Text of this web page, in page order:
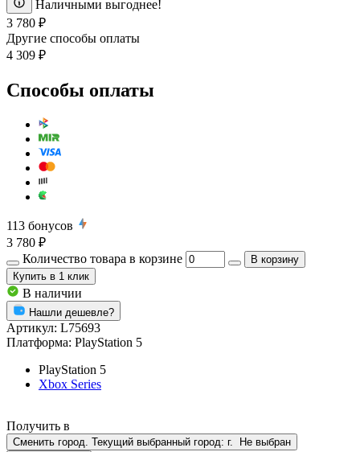
Наличными выгоднее!
3 780 ₽
Другие способы оплаты
4 309 ₽
Способы оплаты
113 бонусов
3 780 ₽
Количество товара в корзине
В корзину
Купить в 1 клик
В наличии
Нашли дешевле?
Артикул: L75693
Платформа: PlayStation 5
PlayStation 5
Xbox Series
Получить в
Сменить город. Текущий выбранный город: г.
Не выбран